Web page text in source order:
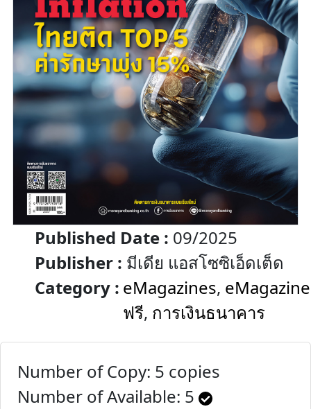
Published Date : 09/2025
Publisher : มีเดีย แอสโซซิเอ็ดเต็ด
Category : eMagazines, eMagazine
ฟรี, การเงินธนาคาร
Number of Copy: 5 copies
Number of Available: 5